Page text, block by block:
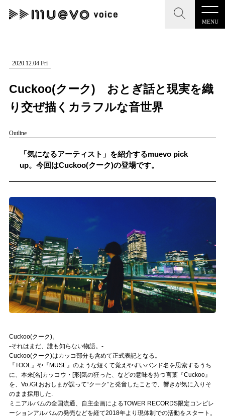
MENU
CLOSE
記事を検索する
人気ワード
#男性SSW #ポップス #女性SSW
#ヒップホップ #男性シンガーグループ #R&B/ソウル
CLOSE
"読者の声を形にする”音楽特化メディア
MENU
記事一覧
会社概要
お問い合わせ
記事リクエスト
ログイン
LINK
muevoクラウドファンディング
muevoコミュニティ
ぶいクラ！by muevo
ぶいコミュ！by muevo
ぶいマガ！ by muevo
2020.12.04 Fri
Cuckoo(クーク) おとぎ話と現実を織
り交ぜ描くカラフルな音世界
Outline
「気になるアーティスト」を紹介するmuevo pick
up。今回はCuckoo(クーク)の登場です。
Cuckoo(クーク)。
-それはまだ、誰も知らない物語。-
Cuckoo(クーク)はカッコ部分も含めて正式表記となる。
『TOOL』や『MUSE』のような短くて覚えやすいバンド名を思索するうち
に、本来[名]カッコウ・[形]気の狂った、などの意味を持つ言葉『Cuckoo』
を、Vo./Gt.おおしまが誤って“クーク”と発音したことで、響きが気に入りそ
のまま採用した.
ミニアルバムの全国流通、自主企画によるTOWER RECORDS限定コンピレ
ーションアルバムの発売などを経て2018年より現体制での活動をスタート。